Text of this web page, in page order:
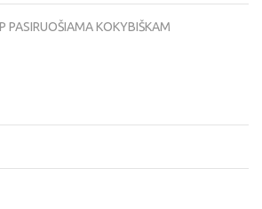
PASIRUOŠIAMA KOKYBIŠKAM